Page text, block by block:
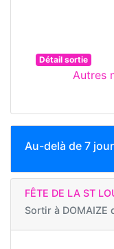
Détail sortie
Autres
Au-delà de 7
FÊTE DE LA ST
Sortir à DOMAIZE